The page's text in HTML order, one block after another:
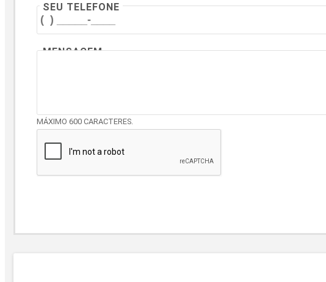
SEU TELEFONE
MENSAGEM
MÁXIMO 600 CARACTERES.